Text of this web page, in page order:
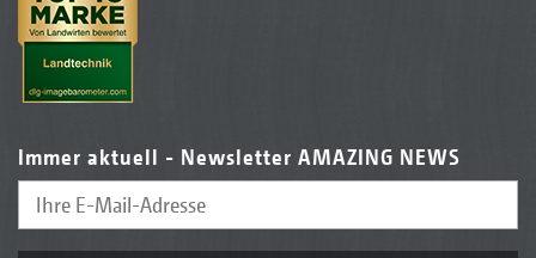
Immer aktuell - Newsletter AMAZING NEWS